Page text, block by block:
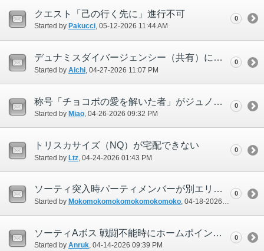
クエスト「己の行く先に」進行不可
Started by Pakucci‎, 05-12-2026 11:44 AM
0
デュナミスダイバージェンシー（共有）に於いてMPKが可能になっている
Started by Aichi ‎, 04-27-2026 11:07 PM
0
称号「チョコボの愛を解いた者」がジュノ下層の称号変更NPCのリストに反映されない
Started by Miao‎, 04-26-2026 09:32 PM
0
トリスカサイズ（NQ）が宅配できない
Started by Ltz ‎, 04-24-2026 01:43 PM
0
ソーティ突入時パーティメンバーが別エリアに転送されることがある
Started by Mokomokomokomokomokomoko‎, 04-18-2026 11:45 PM
0
ソーティAボス 戦闘不能時にホームポイントへ戻ると毒状態が継続
Started by Anruk‎, 04-14-2026 09:39 PM
0